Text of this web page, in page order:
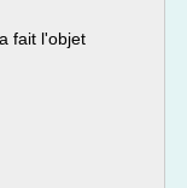
fait l'objet